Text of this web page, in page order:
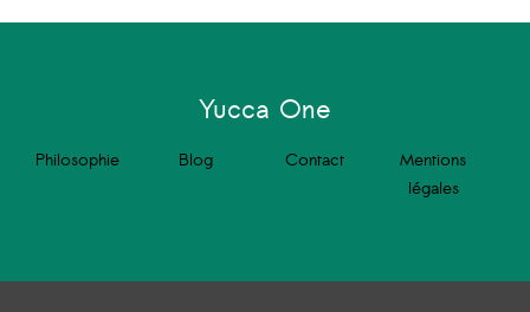
Yucca One
Philosophie Blog Contact
Mentions
légales